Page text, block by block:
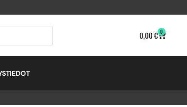
0,00€ 0